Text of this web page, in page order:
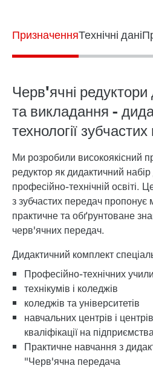
ПризначенняТехнічні дані
Черв'ячні
та викладання -
технології зубчастих
Ми розробили високоякісний
редуктор як дидактичний
професійно-технічній освіті.
з зубчастих передач
практичне та обґрунтоване
черв'ячних передач.
Дидактичний комплект
Професійно-технічних
технікумів і коледжів
коледжів та університетів
навчальних центрів і
кваліфікації на
Практичне навчання з
"Черв'ячна передача